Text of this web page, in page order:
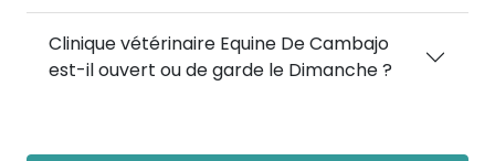
Clinique vétérinaire Equine De Cambajo
est-il ouvert ou de garde le Dimanche ?